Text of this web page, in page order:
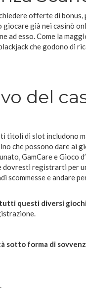
offerte di
già nei casinò
ad esso. Come la
che godono di
del
titoli di slot includono
che possono dare ai
GamCare e Gioco
registrarti per
e andare
questi diversi
forma di